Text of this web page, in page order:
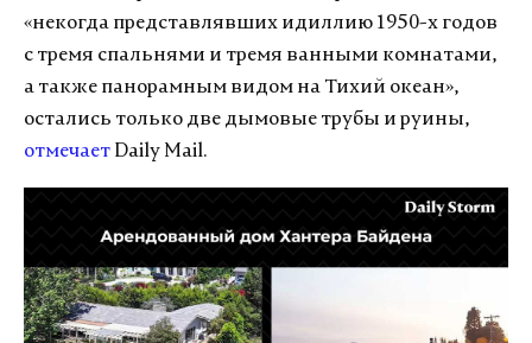
«некогда представлявших идиллию 1950-х годов
с тремя спальнями и тремя ванными комнатами,
а также панорамным видом на Тихий океан»,
остались только две дымовые трубы и руины,
отмечает Daily Mail.